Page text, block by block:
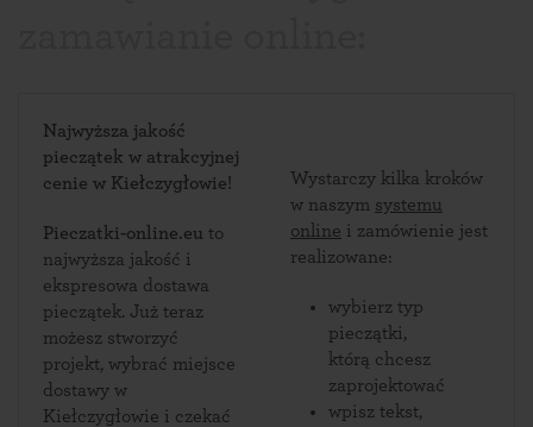
Najwyższa jakość
pieczątek w atrakcyjnej
cenie w Kiełczygłowie!
Pieczatki-online.eu to
najwyższa jakość i
ekspresowa dostawa
pieczątek. Już teraz
możesz stworzyć
projekt, wybrać miejsce
dostawy w
Kiełczygłowie i czekać
Wystarczy kilka kroków
w naszym systemu
online i zamówienie jest
realizowane:
wybierz typ
pieczątki,
którą chcesz
zaprojektować
wpisz tekst,